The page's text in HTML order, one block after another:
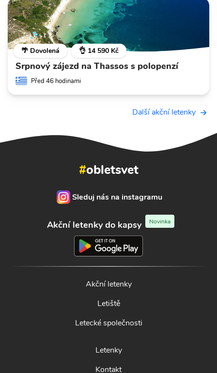
🌴 Dovolená 👌 14 590 Kč
Srpnový zájezd na Thassos s polopenzí
Před 46 hodinami
Další akční letenky
#obletsvet
Sleduj nás na instagramu
Akční letenky do kapsy Novinka
Akční letenky
Letiště
Letecké společnosti
Letenky
Kontakt